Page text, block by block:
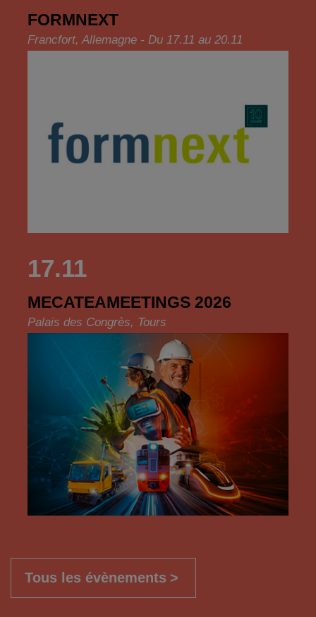
FORMNEXT
Francfort, Allemagne - Du 17.11 au 20.11
17.11
MECATEAMEETINGS 2026
Palais des Congrès, Tours
Tous les évènements